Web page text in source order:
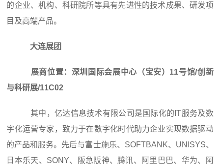
的企业、机构、科研院所等具有先进性的技术成果、研发项
目及高端产品。
大连展团
展商位置：深圳国际会展中心（宝安）11号馆/创新
与科研展/11C02
其中，亿达信息技术有限公司是国际化的IT服务及数
字化运营专家，致力于在数字化时代助力企业实现数据驱动
的产品和服务。先后与富士施乐、SOFTBANK、UNISYS、
日本乐天、SONY、阪急阪神、腾讯、阿里巴巴、华为、阿